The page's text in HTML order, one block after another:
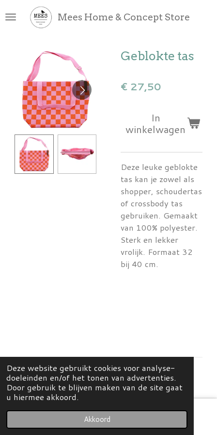
Deze website gebruikt cookies voor analyse-
doeleinden en/of het tonen van advertenties.
Door gebruik te blijven maken van de site gaat
u hiermee akkoord.
Akkoord
direct
hoofdinhoud
Mees Home & Concept Store
Geblokte tas
€ 27,50
In
winkelwagen
Deze leuke geblokte
tas kan je zowel als
shopper, schoudertas
of crossbody tas
gebruiken. Gemaakt
van 100% polyester.
Sterk en lekker
vrolijk. Formaat 32
bij 40 cm.
© 2026 Mees Home & Concept Store
Kaart